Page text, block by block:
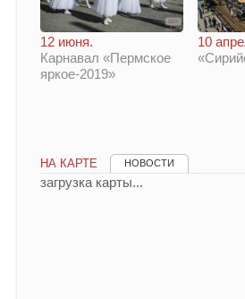
12 июня.
Карнавал «Пермское
яркое-2019»
10
НА КАРТЕ НОВОСТИ
загрузка карты...